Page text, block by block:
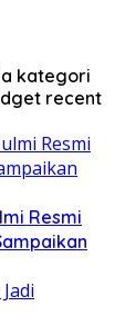
kategori
recent
Resmi